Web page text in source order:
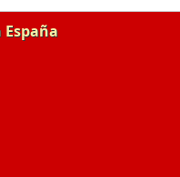
España